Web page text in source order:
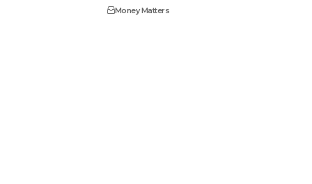
Money Matters